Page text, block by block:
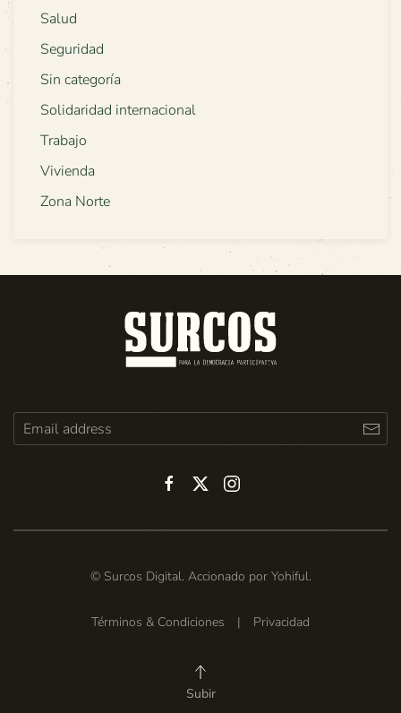
Salud
Seguridad
Sin categoría
Solidaridad internacional
Trabajo
Vivienda
Zona Norte
© Surcos Digital. Accionado por Yohiful.
Términos & Condiciones | Privacidad
Subir